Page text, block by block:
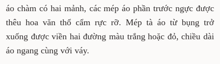
áo chàm có hai mảnh, các mép áo phần trước ngực được
thêu hoa văn thổ cẩm rực rỡ. Mép tà áo từ bụng trở
xuống được viền hai đường màu trắng hoặc đỏ, chiều dài
áo ngang cùng với váy.